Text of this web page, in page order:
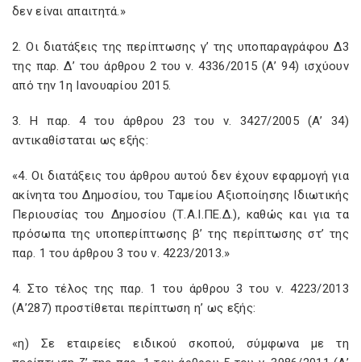
δεν είναι απαιτητά.»
2. Οι διατάξεις της περίπτωσης γ’ της υποπαραγράφου Δ3
της παρ. Δ’ του άρθρου 2 του ν. 4336/2015 (Α’ 94) ισχύουν
από την 1η Ιανουαρίου 2015.
3. Η παρ. 4 του άρθρου 23 του ν. 3427/2005 (Α’ 34)
αντικαθίσταται ως εξής:
«4. Οι διατάξεις του άρθρου αυτού δεν έχουν εφαρμογή για
ακίνητα του Δημοσίου, του Ταμείου Αξιοποίησης Ιδιωτικής
Περιουσίας του Δημοσίου (Τ.Α.Ι.ΠΕ.Δ.), καθώς και για τα
πρόσωπα της υποπερίπτωσης β’ της περίπτωσης στ’ της
παρ. 1 του άρθρου 3 του ν. 4223/2013.»
4. Στο τέλος της παρ. 1 του άρθρου 3 του ν. 4223/2013
(Α’287) προστίθεται περίπτωση η’ ως εξής:
«η) Σε εταιρείες ειδικού σκοπού, σύμφωνα με τη